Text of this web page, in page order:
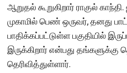
ஆறுதல் கூறுகிறார் ராகுல்
முகாமில் பெண் ஒருவர், தனது
பாதிக்கப்பட்டுள்ள பகுதியில்
இருக்கிறார் என்பது தங்களுக்கு
தெரிவித்துள்ளார்.